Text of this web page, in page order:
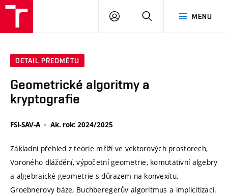
MENU
PŘIHLÁSIT
DETAIL PŘEDMĚTU
Geometrické algoritmy a
kryptografie
FSI-SAV-A Ak. rok: 2024/2025
Základní přehled z teorie mříží ve vektorových prostorech,
Voroného dláždění, výpočetní geometrie, komutativní algebry
a algebraické geometrie s důrazem na konvexitu,
Groebnerovy báze, Buchberegerův algoritmus a implicitizaci.